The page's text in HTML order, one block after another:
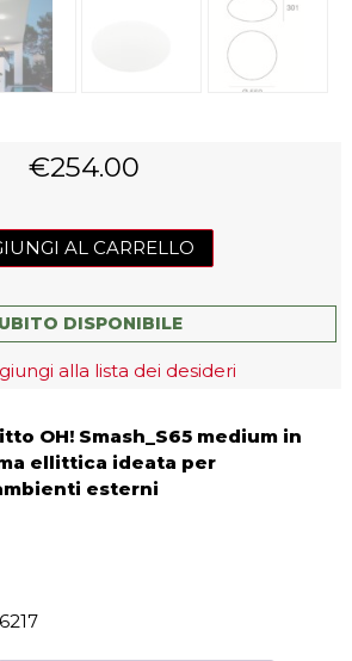
€254.00
AL CARRELLO
DISPONIBILE
alla lista dei desideri
OH! Smash_S65 medium in
ellittica ideata per
esterni